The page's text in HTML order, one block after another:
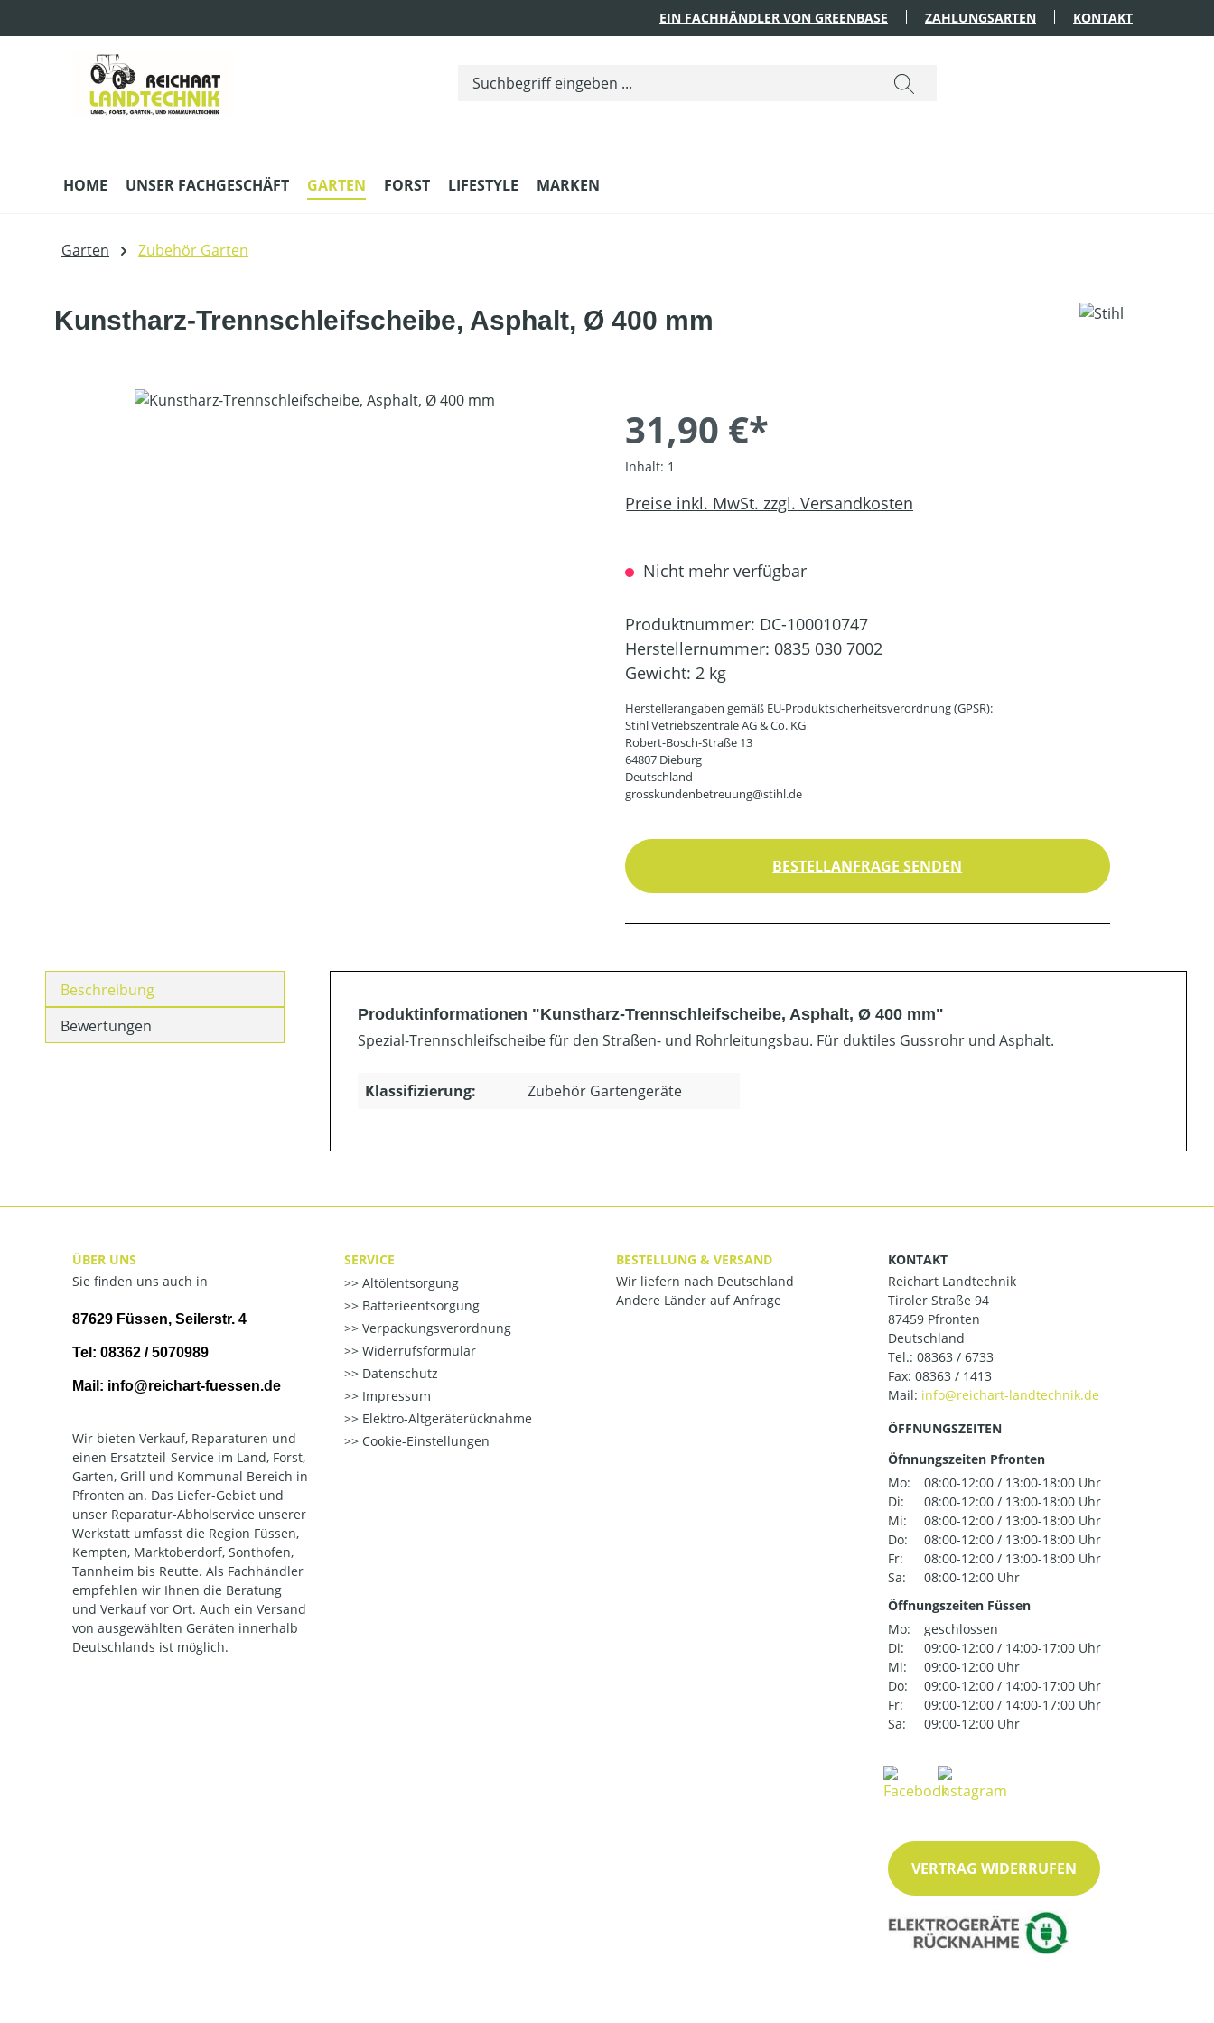
EIN FACHHÄNDLER VON GREENBASE ZAHLUNGSARTEN KONTAKT
HOME UNSER FACHGESCHÄFT GARTEN FORST LIFESTYLE MARKEN
Garten Zubehör Garten
Kunstharz-Trennschleifscheibe, Asphalt, Ø 400 mm
Bildergalerie überspringen
31,90 €*
Inhalt: 1
Preise inkl. MwSt. zzgl. Versandkosten
Nicht mehr verfügbar
Produktnummer: DC-100010747
Herstellernummer: 0835 030 7002
Gewicht: 2 kg
Herstellerangaben gemäß EU-Produktsicherheitsverordnung (GPSR):
Stihl Vetriebszentrale AG & Co. KG
Robert-Bosch-Straße 13
64807 Dieburg
Deutschland
grosskundenbetreuung@stihl.de
BESTELLANFRAGE SENDEN
Beschreibung
Bewertungen
Produktinformationen "Kunstharz-Trennschleifscheibe, Asphalt, Ø 400 mm"
Spezial-Trennschleifscheibe für den Straßen- und Rohrleitungsbau. Für duktiles Gussrohr und Asphalt.
Klassifizierung: Zubehör Gartengeräte
ÜBER UNS
Sie finden uns auch in
87629 Füssen, Seilerstr. 4
Tel: 08362 / 5070989
Mail: info@reichart-fuessen.de
Wir bieten Verkauf, Reparaturen und
einen Ersatzteil-Service im Land, Forst,
Garten, Grill und Kommunal Bereich in
Pfronten an. Das Liefer-Gebiet und
unser Reparatur-Abholservice unserer
Werkstatt umfasst die Region Füssen,
Kempten, Marktoberdorf, Sonthofen,
Tannheim bis Reutte. Als Fachhändler
empfehlen wir Ihnen die Beratung
und Verkauf vor Ort. Auch ein Versand
von ausgewählten Geräten innerhalb
Deutschlands ist möglich.
SERVICE
Altölentsorgung
Batterieentsorgung
Verpackungsverordnung
Widerrufsformular
Datenschutz
Impressum
Elektro-Altgeräterücknahme
Cookie-Einstellungen
BESTELLUNG & VERSAND
Wir liefern nach Deutschland
Andere Länder auf Anfrage
KONTAKT
Reichart Landtechnik
Tiroler Straße 94
87459 Pfronten
Deutschland
Tel.: 08363 / 6733
Fax: 08363 / 1413
Mail:
ÖFFNUNGSZEITEN
Öfnnungszeiten Pfronten
Mo:
08:00-12:00 / 13:00-18:00 Uhr
Di:
08:00-12:00 / 13:00-18:00 Uhr
Mi:
08:00-12:00 / 13:00-18:00 Uhr
Do:
08:00-12:00 / 13:00-18:00 Uhr
Fr:
08:00-12:00 / 13:00-18:00 Uhr
Sa:
08:00-12:00 Uhr
Öffnungszeiten Füssen
Mo:
geschlossen
Di:
09:00-12:00 / 14:00-17:00 Uhr
Mi:
09:00-12:00 Uhr
Do:
09:00-12:00 / 14:00-17:00 Uhr
Fr:
09:00-12:00 / 14:00-17:00 Uhr
Sa:
09:00-12:00 Uhr
VERTRAG WIDERRUFEN